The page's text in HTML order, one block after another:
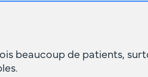
beaucoup de patients,